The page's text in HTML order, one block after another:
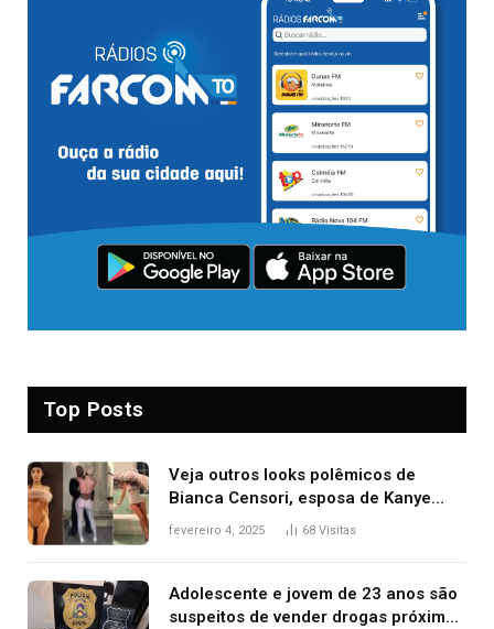
Top Posts
Veja outros looks polêmicos de
Bianca Censori, esposa de Kanye
West que apareceu nua no Grammy
fevereiro 4, 2025 68 Visitas
Adolescente e jovem de 23 anos são
suspeitos de vender drogas próximo